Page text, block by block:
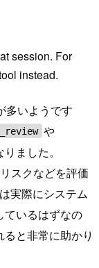
session. For
instead.
多いようです
や
ました。
スクなどを評価
実際にシステム
ているはずなの
と非常に助かり